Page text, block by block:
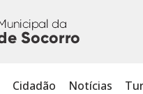
Cidadão Notícias